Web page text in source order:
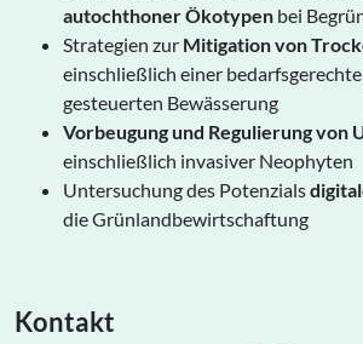
autochthoner Ökotypen bei
Strategien zur Mitigation von
einschließlich einer
gesteuerten Bewässerung
Vorbeugung und Regulierung von
einschließlich invasiver Neophyten
Untersuchung des Potenzials
die Grünlandbewirtschaftung
Kontakt